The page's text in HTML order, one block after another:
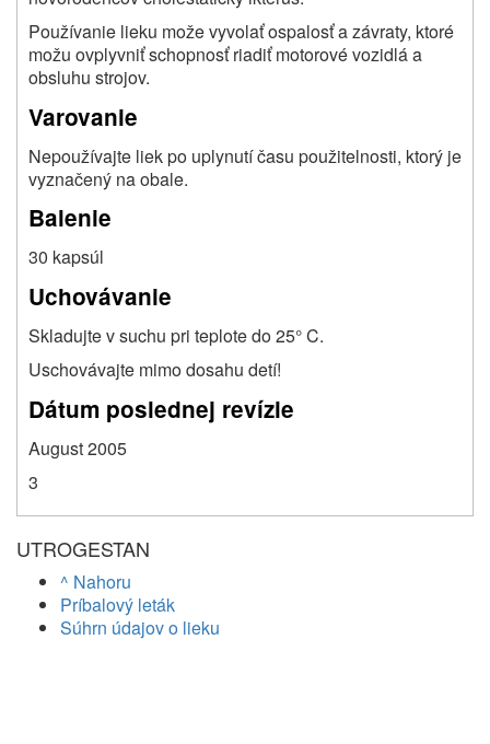
Používanie lieku može vyvolať ospalosť a závraty, ktoré
možu ovplyvniť schopnosť riadiť motorové vozidlá a
obsluhu strojov.
Varovanie
Nepoužívajte liek po uplynutí času použitelnosti, ktorý je
vyznačený na obale.
Balenie
30 kapsúl
Uchovávanie
Skladujte v suchu pri teplote do 25° C.
Uschovávajte mimo dosahu detí!
Dátum poslednej revízie
August 2005
3
UTROGESTAN
^ Nahoru
Príbalový leták
Súhrn údajov o lieku